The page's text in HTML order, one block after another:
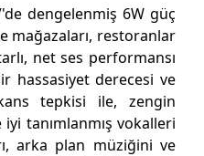
dengelenmiş 6W güç
mağazaları, restoranlar
net ses performansı
hassasiyet derecesi ve
tepkisi ile, zengin
tanımlanmış vokalleri
arka plan müziğini ve